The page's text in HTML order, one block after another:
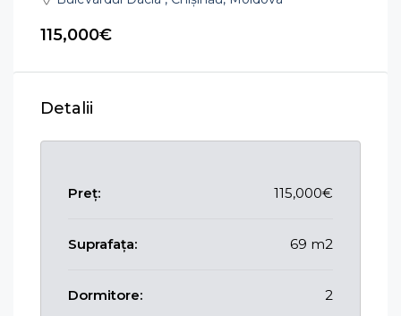
115,000€
Detalii
Preț: 115,000€
Suprafața: 69 m2
Dormitore: 2